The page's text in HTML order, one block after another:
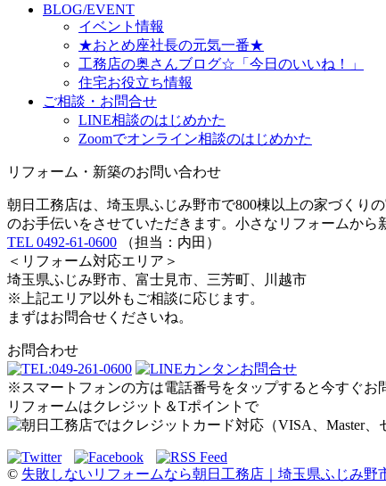
BLOG/EVENT
イベント情報
★おとめ座社長の元気一番★
工務店の奥さんブログ☆「今日のいいね！」
住宅お役立ち情報
ご相談・お問合せ
LINE相談のはじめかた
Zoomでオンライン相談のはじめかた
リフォーム・新築のお問い合わせ
朝日工務店は、埼玉県ふじみ野市で800棟以上の家づくり
のお手伝いをさせていただきます。小さなリフォームか
TEL 0492-61-0600 （担当：内田）
＜リフォーム対応エリア＞
埼玉県ふじみ野市、富士見市、三芳町、川越市
※上記エリア以外もご相談に応じます。
まずはお問合せくださいね。
お問合わせ
※スマートフォンの方は電話番号をタップすると今すぐお
リフォームはクレジット＆Tポイントで
© 失敗しないリフォームなら朝日工務店｜埼玉県ふじみ野